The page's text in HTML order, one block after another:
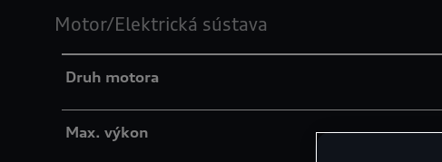
Motor/Elektrická sústava
Druh motora
Max. výkon